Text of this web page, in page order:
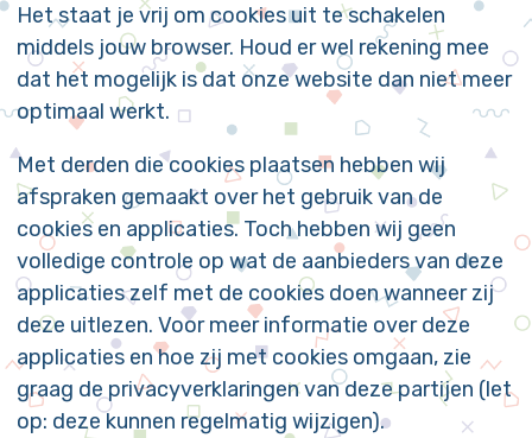
Het staat je vrij om cookies uit te schakelen
middels jouw browser. Houd er wel rekening mee
dat het mogelijk is dat onze website dan niet meer
optimaal werkt.
Met derden die cookies plaatsen hebben wij
afspraken gemaakt over het gebruik van de
cookies en applicaties. Toch hebben wij geen
volledige controle op wat de aanbieders van deze
applicaties zelf met de cookies doen wanneer zij
deze uitlezen. Voor meer informatie over deze
applicaties en hoe zij met cookies omgaan, zie
graag de privacyverklaringen van deze partijen (let
op: deze kunnen regelmatig wijzigen).